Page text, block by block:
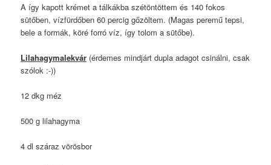
A így kapott krémet a tálkákba szétöntöttem és 140 fokos
sütőben, vízfürdőben 60 percig gőzöltem. (Magas peremű tepsi,
bele a formák, köré forró víz, így tolom a sütőbe).
Lilahagymalekvár (érdemes mindjárt dupla adagot csinálni, csak
szólok :-))
12 dkg méz
500 g lilahagyma
4 dl száraz vörösbor